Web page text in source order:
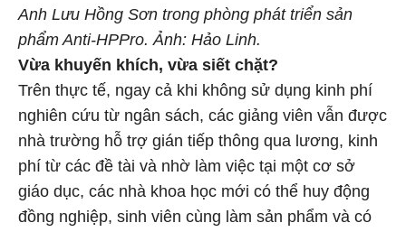
Anh Lưu Hồng Sơn trong phòng phát triển sản
phẩm Anti-HPPro. Ảnh: Hảo Linh.
Vừa khuyến khích, vừa siết chặt?
Trên thực tế, ngay cả khi không sử dụng kinh phí
nghiên cứu từ ngân sách, các giảng viên vẫn được
nhà trường hỗ trợ gián tiếp thông qua lương, kinh
phí từ các đề tài và nhờ làm việc tại một cơ sở
giáo dục, các nhà khoa học mới có thể huy động
đồng nghiệp, sinh viên cùng làm sản phẩm và có